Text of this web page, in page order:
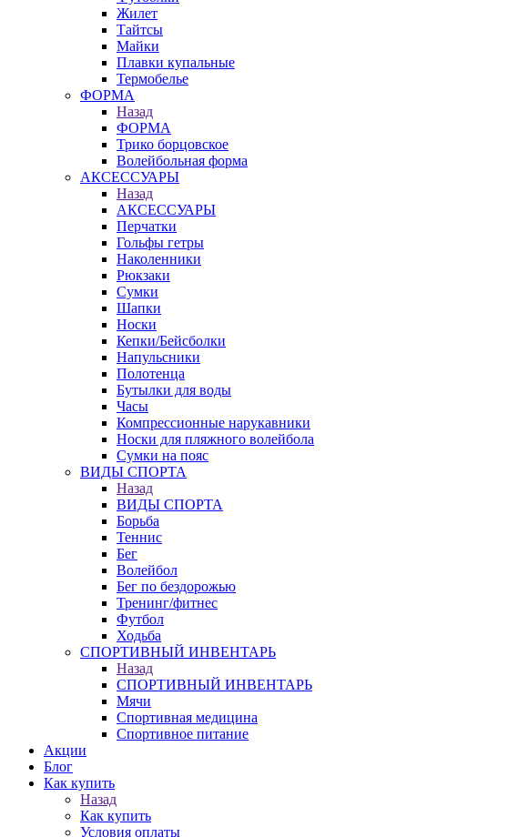
Жилет
Тайтсы
Майки
Плавки купальные
Термобелье
ФОРМА
Назад
ФОРМА
Трико борцовское
Волейбольная форма
АКСЕССУАРЫ
Назад
АКСЕССУАРЫ
Перчатки
Гольфы гетры
Наколенники
Рюкзаки
Сумки
Шапки
Носки
Кепки/Бейсболки
Напульсники
Полотенца
Бутылки для воды
Часы
Компрессионные нарукавники
Носки для пляжного волейбола
Сумки на пояс
ВИДЫ СПОРТА
Назад
ВИДЫ СПОРТА
Борьба
Теннис
Бег
Волейбол
Бег по бездорожью
Тренинг/фитнес
Футбол
Ходьба
СПОРТИВНЫЙ ИНВЕНТАРЬ
Назад
СПОРТИВНЫЙ ИНВЕНТАРЬ
Мячи
Спортивная медицина
Спортивное питание
Акции
Блог
Как купить
Назад
Как купить
Условия оплаты